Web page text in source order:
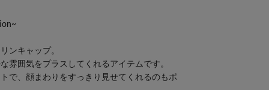
ンキャップ。
雰囲気をプラスしてくれるアイテムです。
で、顔まわりをすっきり見せてくれるのもポ